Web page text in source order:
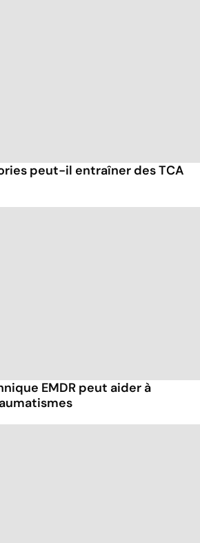
peut-il entraîner des TCA
EMDR peut aider à